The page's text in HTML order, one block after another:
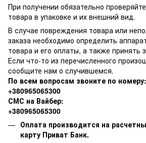
При получении обязательно
товара в упаковке и их внешний вид.
В случае повреждения товара или
заказа необходимо определить
товара и его оплаты, а также принять
Если что-то из перечисленного
сообщите нам о случившемся.
По всем вопросам звоните по номеру:
+380965065300
СМС на Вайбер:
+380965065300
Оплата производится на
карту Приват Банк.